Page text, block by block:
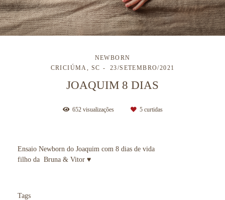
NEWBORN
CRICIÚMA, SC
23/SETEMBRO/2021
JOAQUIM 8 DIAS
652visualizações 5curtidas
Ensaio Newborn do Joaquim com 8 dias de vida
filho da Bruna & Vitor ♥
Tags